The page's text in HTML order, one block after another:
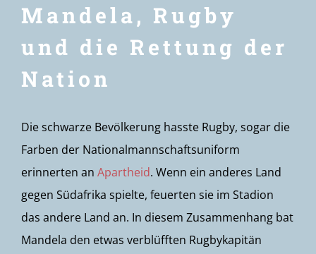
Mandela, Rugby
und die Rettung der
Nation
Die schwarze Bevölkerung hasste Rugby, sogar die
Farben der Nationalmannschaftsuniform
erinnerten an Apartheid. Wenn ein anderes Land
gegen Südafrika spielte, feuerten sie im Stadion
das andere Land an. In diesem Zusammenhang bat
Mandela den etwas verblüfften Rugbykapitän